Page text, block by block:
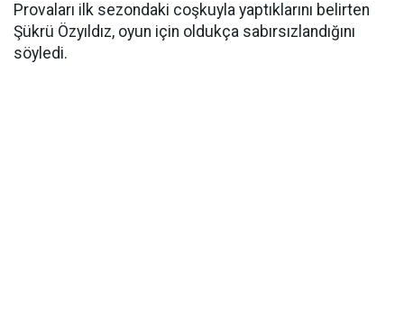
Provaları ilk sezondaki coşkuyla yaptıklarını belirten
Şükrü Özyıldız, oyun için oldukça sabırsızlandığını
söyledi.